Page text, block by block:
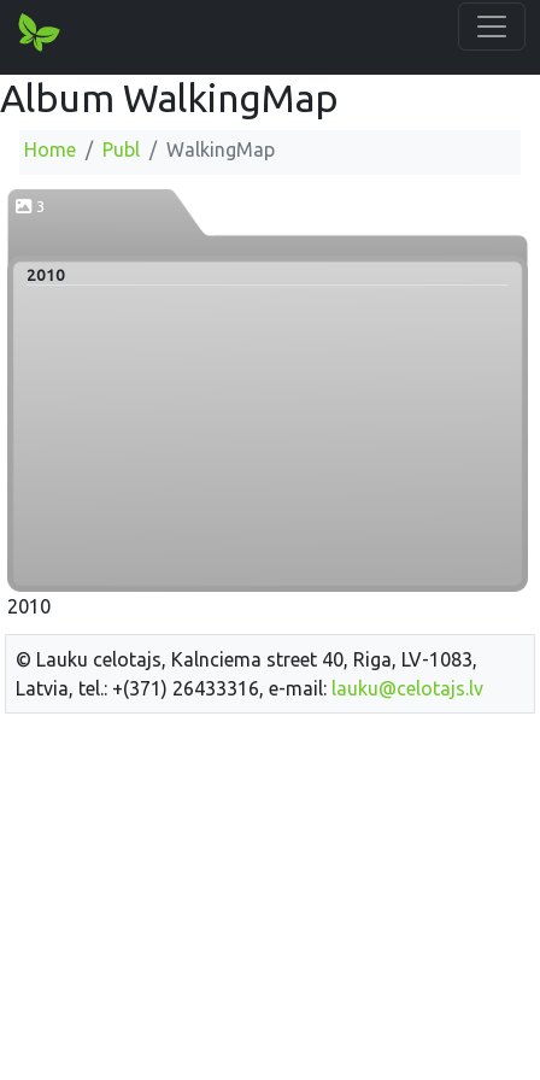
Album WalkingMap
Home Publ WalkingMap
3
2010
2010
© Lauku celotajs, Kalnciema street 40, Riga, LV-1083,
Latvia, tel.: +(371) 26433316, e-mail: lauku@celotajs.lv